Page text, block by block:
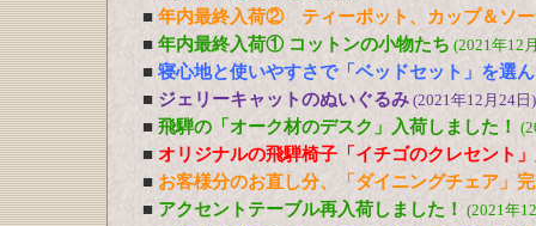
■ 年内最終入荷② ティーポット、カップ＆ソー
■ 年内最終入荷① コットンの小物たち (2021年12
■ 寝心地と使いやすさで「ベッドセット」を選
■ ジェリーキャットのぬいぐるみ (2021年12月24日)
■ 飛騨の「オーク材のデスク」入荷しました！
■ オリジナルの飛騨椅子「イチゴのクレセント
■ お客様分のお直し分、「ダイニングチェア」
■ アクセントテーブル再入荷しました！ (2021年